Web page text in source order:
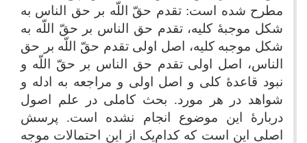
مطرح شده است: تقدم حقّ اللّه بر حق الناس به
شکل موجبۀ کلیه، تقدم حق الناس بر حقّ اللّه به
شکل موجبه کلیه، اصل اولی تقدم حقّ اللّه بر حق
الناس، اصل اولی تقدم حق الناس بر حقّ اللّه و
نبود قاعدۀ کلی و اصل اولی و مراجعه به ادله و
شواهد در هر مورد. بحث کاملی در علم اصول
دربارۀ این موضوع انجام نشده است. پرسش
اصلی این است که کدام‌یک از این احتمالات موجه